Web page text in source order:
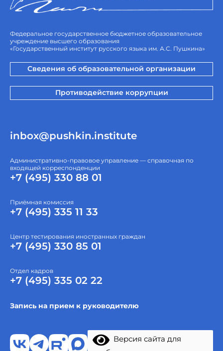
Федеральное государственное бюджетное образовательное
учреждение высшего образования
«Государственный институт русского языка им. А.С. Пушкина»
Сведения об образовательной организации
Противодействие коррупции
inbox@pushkin.institute
Административно-правовое управление — справочная по
входящей корреспонденции
+7 (495) 330 88 01
Приёмная комиссия
+7 (495) 335 11 33
Центр тестирования иностранных граждан
+7 (495) 330 85 01
Отдел кадров
+7 (495) 335 02 22
Запись на прием к руководителю
Версия сайта для